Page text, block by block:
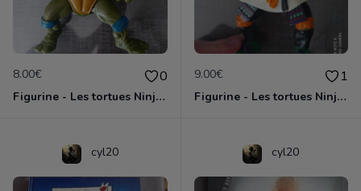
8.00€ 0
Figurine - Les tortues Ninja - Leonardo
9.00€ 1
Figurine - Les tortues Ninja - Michelangelo
cyl20 cyl20